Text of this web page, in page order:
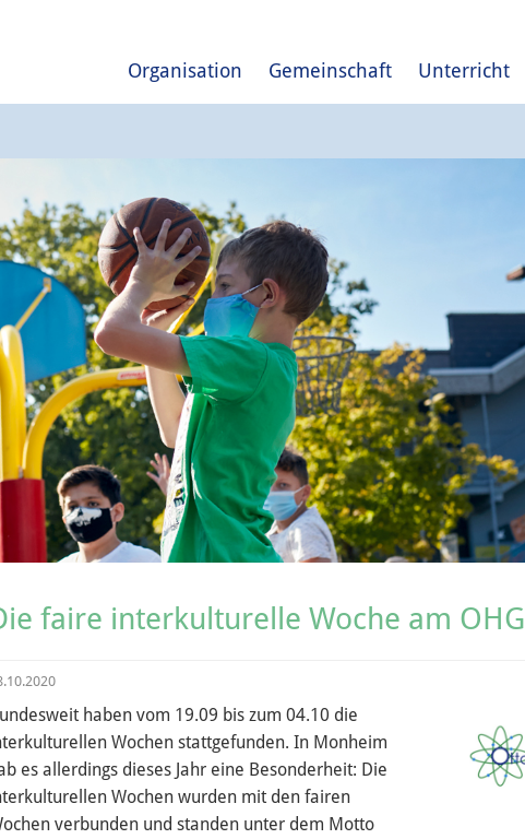
Organisation Gemeinschaft Unterricht
faire interkulturelle Woche am OHG
haben vom 19.09 bis zum 04.10 die
Wochen stattgefunden. In Monheim
es allerdings dieses Jahr eine Besonderheit: Die
Wochen wurden mit den fairen
verbunden und standen unter dem Motto